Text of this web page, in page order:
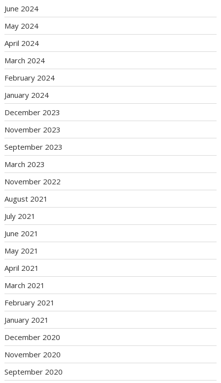
June 2024
May 2024
April 2024
March 2024
February 2024
January 2024
December 2023
November 2023
September 2023
March 2023
November 2022
August 2021
July 2021
June 2021
May 2021
April 2021
March 2021
February 2021
January 2021
December 2020
November 2020
September 2020